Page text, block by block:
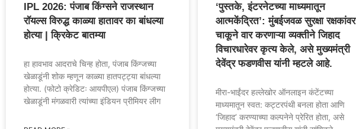
IPL 2026: पंजाब किंग्सने राजस्थान
रॉयल्स विरुद्ध काळ्या हातावर का बांधल्या
होत्या | क्रिकेट बातम्या
हा हावभाव आदराचे चिन्ह होता, पंजाब किंग्जच्या
खेळाडूंनी शोक म्हणून काळ्या हातपट्ट्या बांधल्या
होत्या. (फोटो क्रेडिटः आयपीएल) पंजाब किंग्जच्या
खेळाडूंनी मंगळवारी त्यांच्या इंडियन प्रीमियर लीग
‘पुस्तके, इंटरनेटच्या माध्यमातून
आत्मकेंद्रित’: मुंबईजवळ सुरक्षा रक्षकांवर
चाकूने वार करणाऱ्या व्यक्तीने जिहाद
विचारधारेवर कृत्य केले, असे मुख्यमंत्री
देवेंद्र फडणवीस यांनी म्हटले आहे.
मीरा-भाईंदर हल्लेखोर ऑनलाइन कंटेंटच्या
माध्यमातून स्वत: कट्टरपंथी बनला होता आणि
‘जिहाद’ करण्याच्या कल्पनेने प्रेरित होता, असे